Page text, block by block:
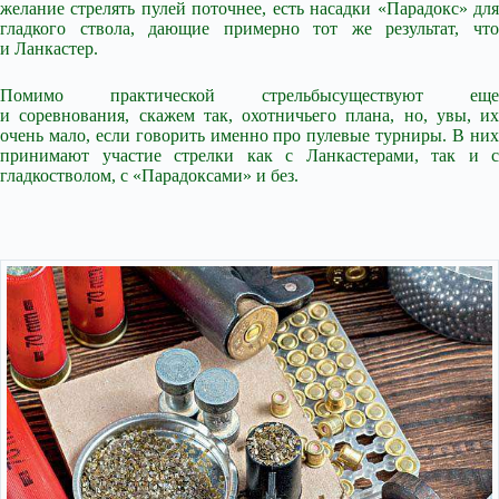
желание стрелять пулей поточнее, есть насадки «Парадокс» для
гладкого ствола, дающие примерно тот же результат, что
и Ланкастер.
Помимо практической стрельбысуществуют еще
и соревнования, скажем так, охотничьего плана, но, увы, их
очень мало, если говорить именно про пулевые турниры. В них
принимают участие стрелки как с Ланкастерами, так и с
гладкостволом, с «Парадоксами» и без.